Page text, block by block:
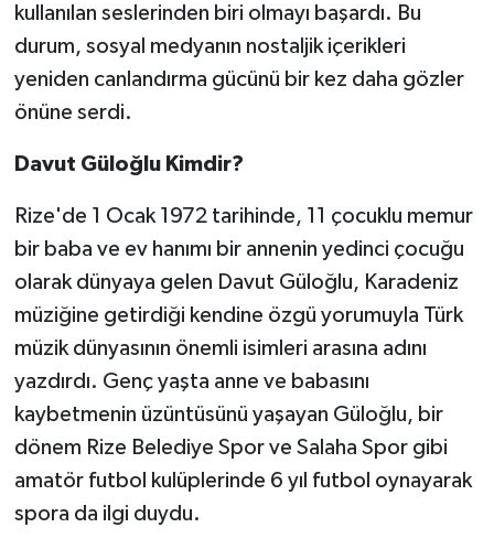
kullanılan seslerinden biri olmayı başardı. Bu
durum, sosyal medyanın nostaljik içerikleri
yeniden canlandırma gücünü bir kez daha gözler
önüne serdi.
Davut Güloğlu Kimdir?
Rize'de 1 Ocak 1972 tarihinde, 11 çocuklu memur
bir baba ve ev hanımı bir annenin yedinci çocuğu
olarak dünyaya gelen Davut Güloğlu, Karadeniz
müziğine getirdiği kendine özgü yorumuyla Türk
müzik dünyasının önemli isimleri arasına adını
yazdırdı. Genç yaşta anne ve babasını
kaybetmenin üzüntüsünü yaşayan Güloğlu, bir
dönem Rize Belediye Spor ve Salaha Spor gibi
amatör futbol kulüplerinde 6 yıl futbol oynayarak
spora da ilgi duydu.